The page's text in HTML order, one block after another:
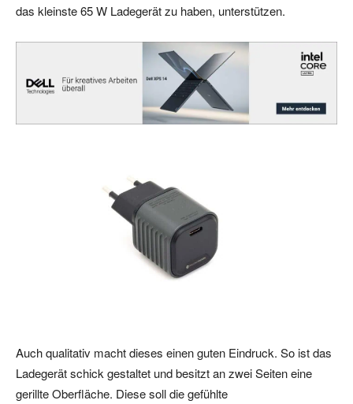
das kleinste 65 W Ladegerät zu haben, unterstützen.
Auch qualitativ macht dieses einen guten Eindruck. So ist das
Ladegerät schick gestaltet und besitzt an zwei Seiten eine
gerillte Oberfläche. Diese soll die gefühlte